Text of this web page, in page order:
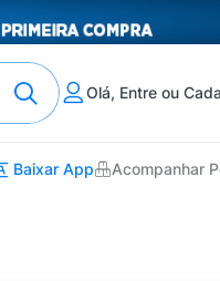
Olá, Entre ou
Baixar App Acompanhar